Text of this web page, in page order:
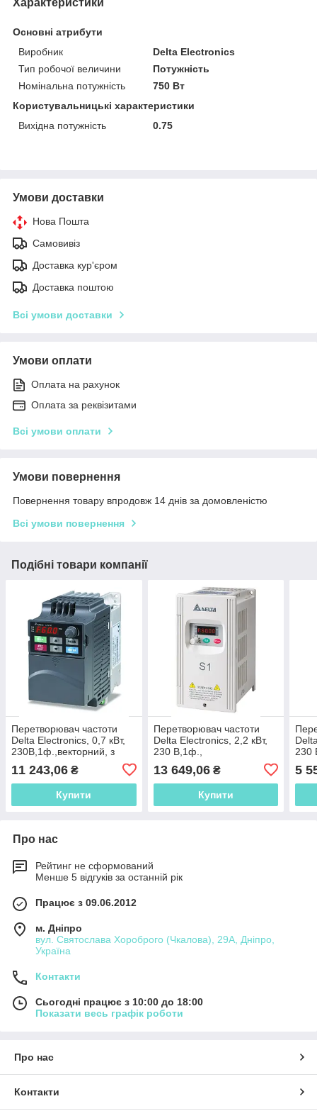
Характеристики
Основні атрибути
Виробник
Delta Electronics
Тип робочої величини
Потужність
Номінальна потужність
750 Вт
Користувальницькі характеристики
Вихідна потужність
0.75
Умови доставки
Нова Пошта
Самовивіз
Доставка кур'єром
Доставка поштою
Всі умови доставки
Умови оплати
Оплата на рахунок
Оплата за реквізитами
Всі умови оплати
Умови повернення
Повернення товару впродовж 14 днів за домовленістю
Всі умови повернення
Подібні товари компанії
Перетворювач частоти
Delta Electronics, 0,7 кВт,
230В,1ф.,векторний, з
ПЛК,VFD007E21T
11 243,06 ₴
Купити
Перетворювач частоти
Delta Electronics, 2,2 кВт,
230 В,1ф.,
скалярний,VFD022S21E
13 649,06₴
Купити
230
5
Про нас
Рейтинг не сформований
Менше 5 відгуків за останній рік
Працює з 09.06.2012
м. Дніпро
вул. Святослава Хороброго (Чкалова), 29А, Дніпро,
Україна
Контакти
Сьогодні працює з 10:00 до 18:00
Показати весь графік роботи
Про нас
Контакти